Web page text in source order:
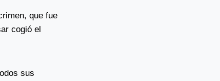
que fue
cogió el
sus